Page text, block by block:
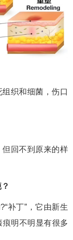
织和细菌，伤口
回不到原来的样
补丁”，它由新生
明不明显有很多